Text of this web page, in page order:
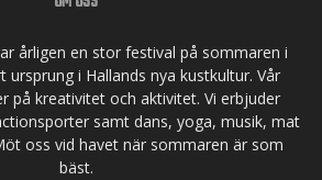
årligen en stor festival på sommaren i
ursprung i Hallands nya kustkultur. Vår
på kreativitet och aktivitet. Vi erbjuder
samt dans, yoga, musik, mat
oss vid havet när sommaren är som
bäst.